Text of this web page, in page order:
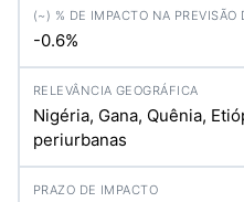
-0.6%
Nigéria, Gana, Quênia,
periurbanas